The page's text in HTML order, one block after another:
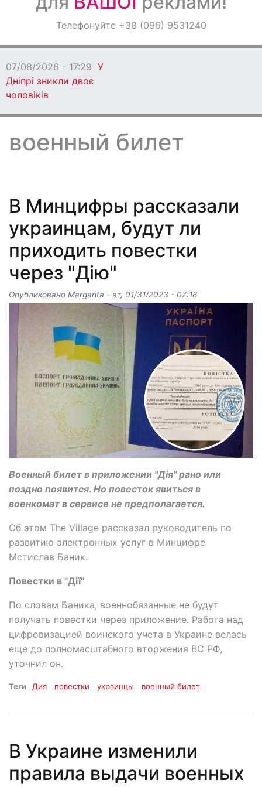
ОголошенняТелефонуйте +38 (096) 9531240
07/08/2026 - 17:29 У
Дніпрі зникли двоє
чоловіків
военный билет
В Минцифры рассказали
украинцам, будут ли
приходить повестки
через "Дію"
Опубликовано Margarita - вт, 01/31/2023 - 07:18
Военный билет в приложении "Дія" рано или
поздно появится. Но повесток явиться в
военкомат в сервисе не предполагается.
Об этом The Village рассказал руководитель по
развитию электронных услуг в Минцифре
Мстислав Баник.
Повестки в "Дії"
По словам Баника, военнобязанные не будут
получать повестки через приложение. Работа над
цифровизацией воинского учета в Украине велась
еще до полномасштабного вторжения ВС РФ,
уточнил он.
Теги Дия повестки украинцы военный билет
В Украине изменили
правила выдачи военных